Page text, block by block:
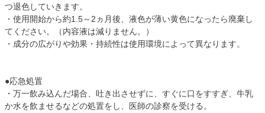
つ退色していきます。
・使用開始から約1.5～2ヵ月後、液色が薄い黄色になったら廃棄し
てください。（内容液は減りません。）
・成分の広がりや効果・持続性は使用環境によって異なります。
●応急処置
・万一飲み込んだ場合、吐き出させずに、すぐに口をすすぎ、牛乳
か水を飲ませるなどの処置をし、医師の診察を受ける。